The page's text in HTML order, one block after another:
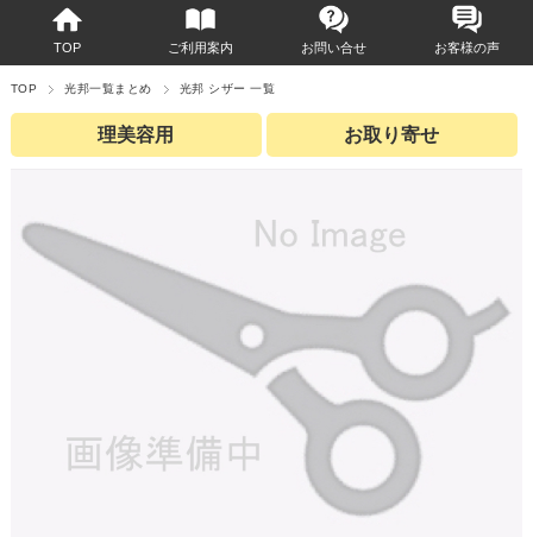
TOP ご利用案内 お問い合せ お客様の声
TOP 光邦一覧まとめ 光邦 シザー 一覧
理美容用 お取り寄せ